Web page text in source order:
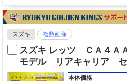
スズキ 複数画像
スズキ レッツ ＣＡ４Ａ
モデル リアキャリア セ
本体価格